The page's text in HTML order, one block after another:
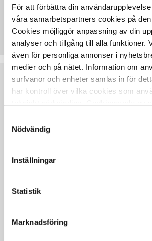
För att förbättra din
våra samarbetspartners cookies på
Cookies möjliggör anpassning av din
analyser och tillgång till alla funktioner.
även för personliga annonser i
medier och på nätet. Information om
surfvanor och enheter samlas in för
har kontroll över vilka cookies som
länder utanför EU med olika
att godkänna samtycker du till sådana
Nödvändig
Inställningar
Statistik
Marknadsföring
Artiklar
Rekommenderat baserat på
Träskruv av förzinkat härdat stål,
Träskruv